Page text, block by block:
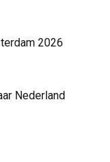
2026
Nederland